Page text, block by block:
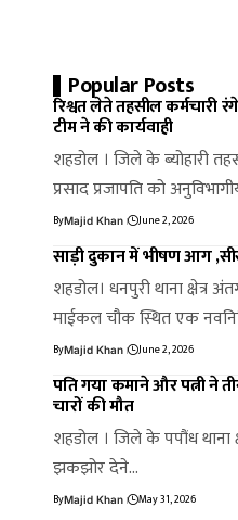
Popular Posts
रिश्वत लेते तहसील कर्मचारी
टीम ने की कार्यवाही
शहडोल । जिले के ब्योहारी
प्रसाद प्रजापति को
ByMajid Khan June 2, 2026
साड़ी दुकान में भीषण आग
शहडोल। धनपुरी थाना क्षेत्र
माईकल चौक स्थित एक
ByMajid Khan June 2, 2026
पति गया कमाने और पत्नी ने
चारों की मौत
शहडोल । जिले के पपौंध थाना
झकझोर देने…
ByMajid Khan May 31, 2026